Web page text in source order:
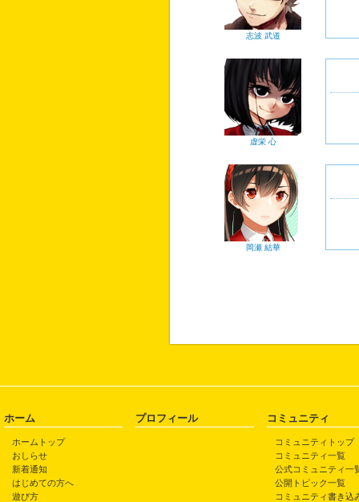
志波 武道
虚栄 心
岡瀬 結華
ホーム
ホームトップ
おしらせ
新着通知
はじめての方へ
遊び方
プロフィール コミュニティ
コミュニティトップ
コミュニティ一覧
公式コミュニティ一
公開トピック一覧
コミュニティ書き込